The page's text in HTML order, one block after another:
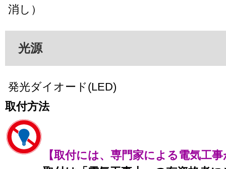
消し）
光源
発光ダイオード(LED)
取付方法
【取付には、専門家による電気工